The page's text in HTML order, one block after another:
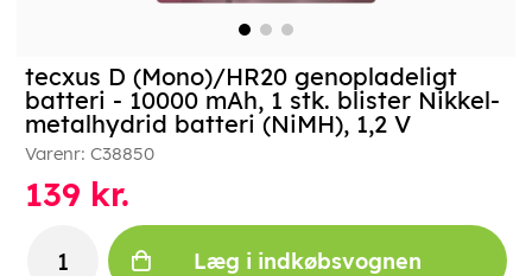
tecxus D (Mono)/HR20 genopladeligt
batteri - 10000 mAh, 1 stk. blister Nikkel-
metalhydrid batteri (NiMH), 1,2 V
Varenr: C38850
139 kr.
Læg i indkøbsvognen